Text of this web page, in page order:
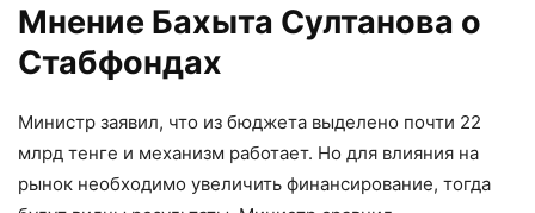
Мнение Бахыта Султанова о
Стабфондах
Министр заявил, что из бюджета выделено почти 22
млрд тенге и механизм работает. Но для влияния на
рынок необходимо увеличить финансирование, тогда